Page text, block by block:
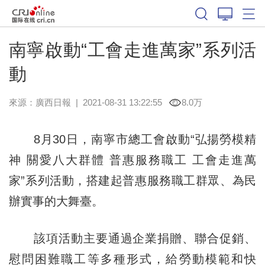
南寧啟動“工會走進萬家”系列活
動
來源： 廣西日報 | 2021-08-31 13:22:55 8.0万
8月30日，南寧市總工會啟動“弘揚勞模精
神 關愛八大群體 普惠服務職工 工會走進萬
家”系列活動，搭建起普惠服務職工群眾、為民
辦實事的大舞臺。
該項活動主要通過企業捐贈、聯合促銷、
慰問困難職工等多種形式，給勞動模範和快